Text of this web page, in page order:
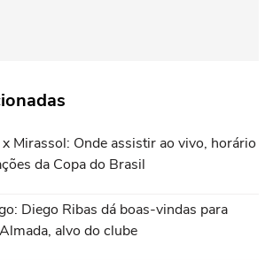
Mirassol: Onde assistir ao vivo, horário
da Copa do Brasil
Diego Ribas dá boas-vindas para
alvo do clube